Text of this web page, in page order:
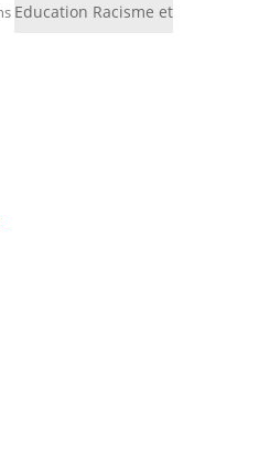
Education Racisme et